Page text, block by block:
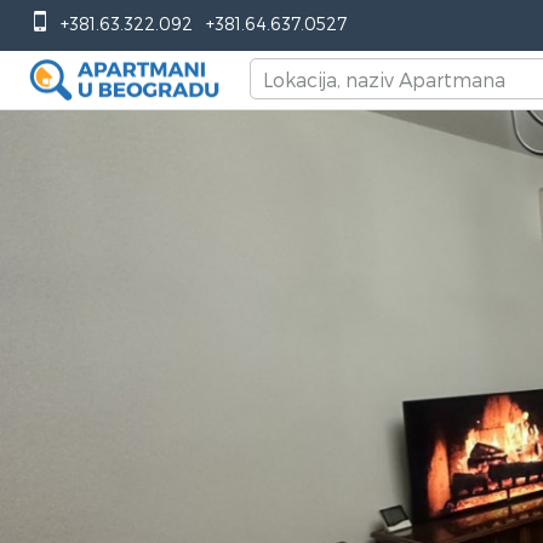
+381.63.322.092 +381.64.637.0527